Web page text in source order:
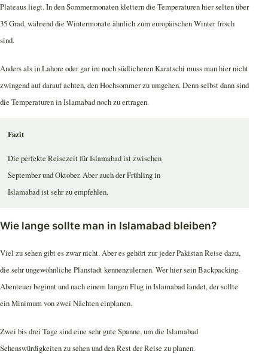
Plateaus liegt. In den Sommermonaten klettern die Temperaturen hier selten über
35 Grad, während die Wintermonate ähnlich zum europäischen Winter frisch
sind.
Anders als in Lahore oder gar im noch südlicheren Karatschi muss man hier nicht
zwingend auf darauf achten, den Hochsommer zu umgehen. Denn selbst dann sind
die Temperaturen in Islamabad noch zu ertragen.
Fazit
Die perfekte Reisezeit für Islamabad ist zwischen
September und Oktober. Aber auch der Frühling in
Islamabad ist sehr zu empfehlen.
Wie lange sollte man in Islamabad bleiben?
Viel zu sehen gibt es zwar nicht. Aber es gehört zur jeder Pakistan Reise dazu,
die sehr ungewöhnliche Planstadt kennenzulernen. Wer hier sein Backpacking-
Abenteuer beginnt und nach einem langen Flug in Islamabad landet, der sollte
ein Minimum von zwei Nächten einplanen.
Zwei bis drei Tage sind eine sehr gute Spanne, um die Islamabad
Sehenswürdigkeiten zu sehen und den Rest der Reise zu planen.